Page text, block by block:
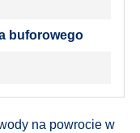
buforowego
na powrocie w